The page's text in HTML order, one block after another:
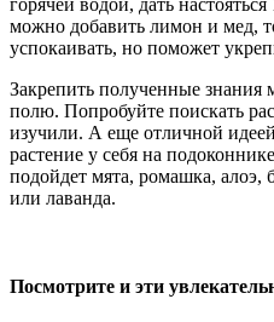
горячей водой, дать
можно добавить лимон и мед,
успокаивать, но поможет
Закрепить полученные знания
полю. Попробуйте поискать
изучили. А еще отличной идеей
растение у себя на
подойдет мята, ромашка, алоэ,
или лаванда.
Посмотрите и эти